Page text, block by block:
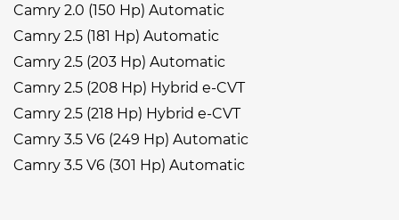
Camry 2.0 (150 Hp) Automatic
Camry 2.5 (181 Hp) Automatic
Camry 2.5 (203 Hp) Automatic
Camry 2.5 (208 Hp) Hybrid e-CVT
Camry 2.5 (218 Hp) Hybrid e-CVT
Camry 3.5 V6 (249 Hp) Automatic
Camry 3.5 V6 (301 Hp) Automatic